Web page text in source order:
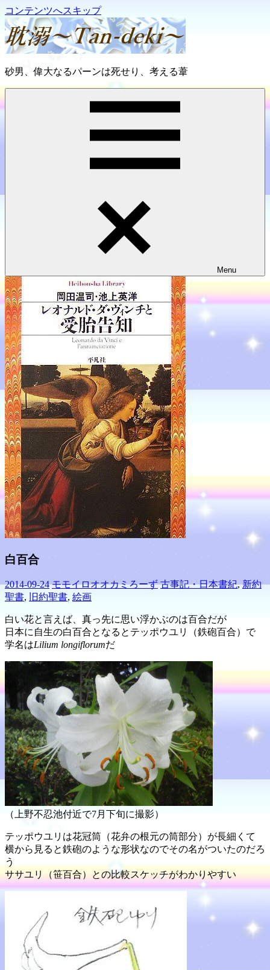
コンテンツへスキップ
耽
砂男、偉大なるパーンは死せり、考える葦
Menu
白百合
2014-09-24 モモイロオオカミろーず 古事記・日本書紀,新約
聖書, 旧約聖書, 絵画
白い花と言えば、真っ先に思い浮かぶのは百合だが
日本に自生の白百合となるとテッポウユリ（鉄砲百合）で
学名はLilium longiflorumだ
（上野不忍池付近で7月下旬に撮影）
テッポウユリは花冠筒（花弁の根元の筒部分）が長細くて
横から見ると鉄砲のような形状なのでその名がついたのだろ
う
ササユリ（笹百合）との比較スケッチがわかりやすい